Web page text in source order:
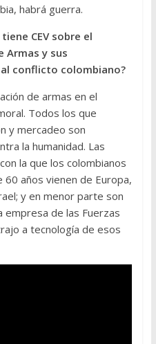
habrá guerra.
CEV sobre el
Armas y sus
conflicto colombiano?
de armas en el
Todos los que
y mercadeo son
la humanidad. Las
la que los colombianos
años vienen de Europa,
y en menor parte son
empresa de las Fuerzas
a tecnología de esos